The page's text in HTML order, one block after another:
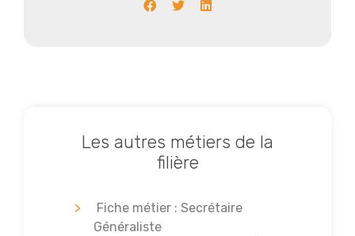
Les autres métiers de la
filière
Fiche métier : Secrétaire
Généraliste